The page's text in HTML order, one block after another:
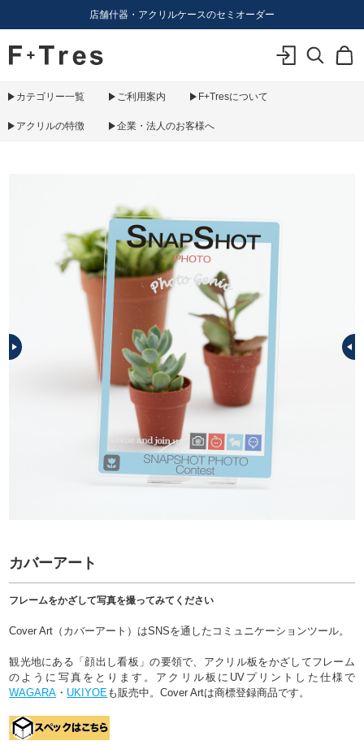
F+Tres｜エフ プラス トレス｜material figure experience
店舗什器・アクリルケースのセミオーダー
カテゴリー一覧 ご利用案内 F+Tresについて
アクリルの特徴 企業・法人のお客様へ
カバーアート
フレームをかざして写真を撮ってみてください
Cover Art（カバーアート）はSNSを通したコミュニケーションツール。
観光地にある「顔出し看板」の要領で、アクリル板をかざしてフレーム
のように写真をとります。アクリル板にUVプリントした仕様で
WAGARA ・ UKIYOEも販売中。Cover Artは商標登録商品です。